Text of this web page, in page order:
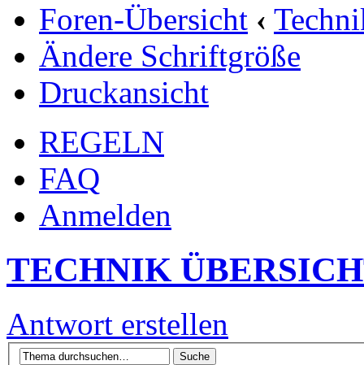
Foren-Übersicht ‹
Ändere Schriftgröße
Druckansicht
REGELN
FAQ
Anmelden
TECHNIK
Antwort erstellen